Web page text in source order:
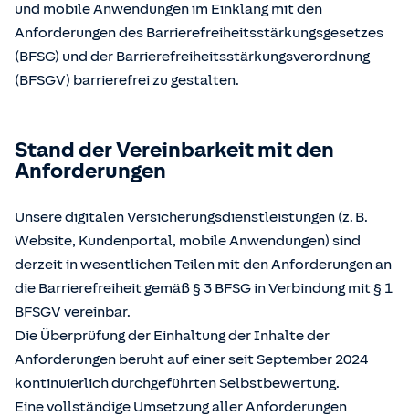
und mobile Anwendungen im Einklang mit den
Anforderungen des Barrierefreiheitsstärkungsgesetzes
(BFSG) und der Barrierefreiheitsstärkungsverordnung
(BFSGV) barrierefrei zu gestalten.
Stand der Vereinbarkeit mit den
Anforderungen
Unsere digitalen Versicherungsdienstleistungen (z. B.
Website, Kundenportal, mobile Anwendungen) sind
derzeit in wesentlichen Teilen mit den Anforderungen an
die Barrierefreiheit gemäß § 3 BFSG in Verbindung mit § 1
BFSGV vereinbar.
Die Überprüfung der Einhaltung der Inhalte der
Anforderungen beruht auf einer seit September 2024
kontinuierlich durchgeführten Selbstbewertung.
Eine vollständige Umsetzung aller Anforderungen